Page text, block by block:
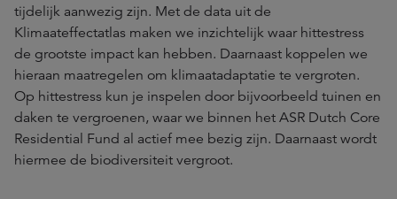
tijdelijk aanwezig zijn. Met de data uit de
Klimaateffectatlas maken we inzichtelijk waar hittestress
de grootste impact kan hebben. Daarnaast koppelen we
hieraan maatregelen om klimaatadaptatie te vergroten.
Op hittestress kun je inspelen door bijvoorbeeld tuinen en
daken te vergroenen, waar we binnen het ASR Dutch Core
Residential Fund al actief mee bezig zijn. Daarnaast wordt
hiermee de biodiversiteit vergroot.